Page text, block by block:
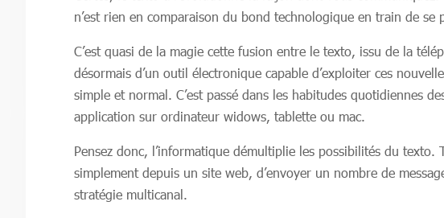
n’est rien en comparaison du bond technologique en train de se
C’est quasi de la magie cette fusion entre le texto, issu de la
désormais d’un outil électronique capable d’exploiter ces
simple et normal. C’est passé dans les habitudes quotidiennes
application sur ordinateur widows, tablette ou mac.
Pensez donc, l’informatique démultiplie les possibilités du
simplement depuis un site web, d’envoyer un nombre de
stratégie multicanal.